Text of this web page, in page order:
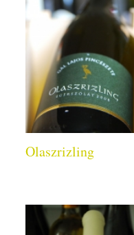
Olaszrizling